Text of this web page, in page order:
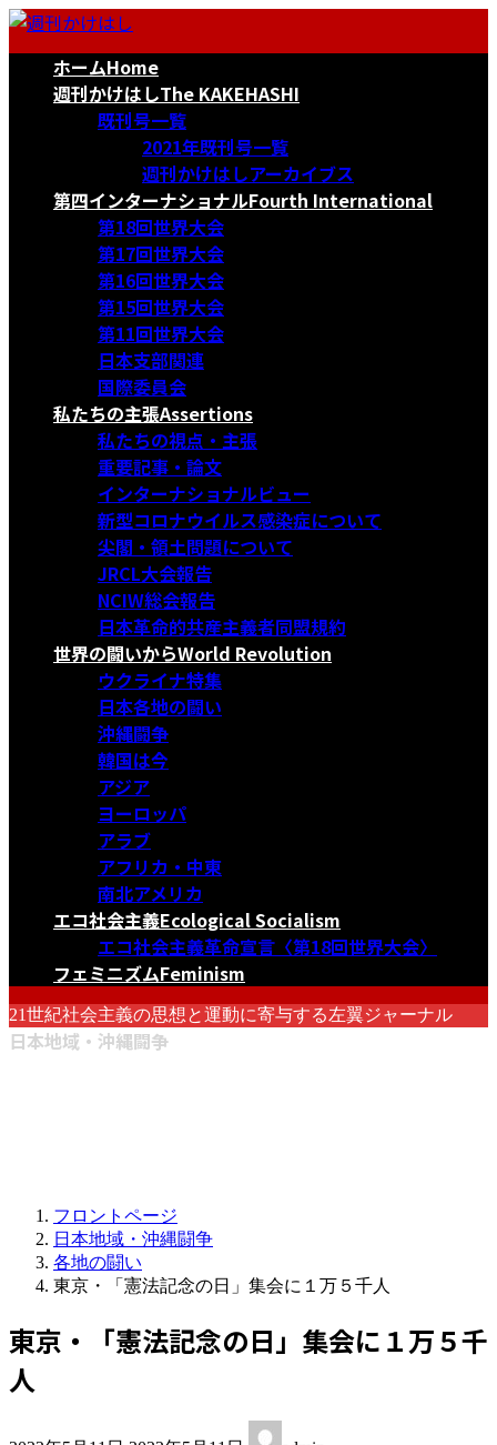
コ
ナ
ホームHome
週刊かけはしThe KAKEHASHI
既刊号一覧
2021年既刊号一覧
週刊かけはしアーカイブス
第四インターナショナルFourth International
第18回世界大会
第17回世界大会
第16回世界大会
第15回世界大会
第11回世界大会
日本支部関連
国際委員会
私たちの主張Assertions
私たちの視点・主張
重要記事・論文
インターナショナルビュー
新型コロナウイルス感染症について
尖閣・領土問題について
JRCL大会報告
NCIW総会報告
日本革命的共産主義者同盟規約
世界の闘いからWorld Revolution
ウクライナ特集
日本各地の闘い
沖縄闘争
韓国は今
アジア
ヨーロッパ
アラブ
アフリカ・中東
南北アメリカ
エコ社会主義Ecological Socialism
エコ社会主義革命宣言〈第18回世界大会〉
フェミニズムFeminism
21世紀社会主義の思想と運動に寄与する左翼ジャーナル
日本地域・沖縄闘争
フロントページ
日本地域・沖縄闘争
各地の闘い
東京・「憲法記念の日」集会に１万５千人
東京・「憲法記念の日」集会に１万５千
人